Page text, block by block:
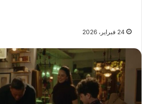
24 فبراير، 2026